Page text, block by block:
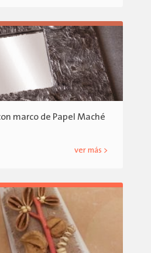
marco de Papel Maché
ver más >